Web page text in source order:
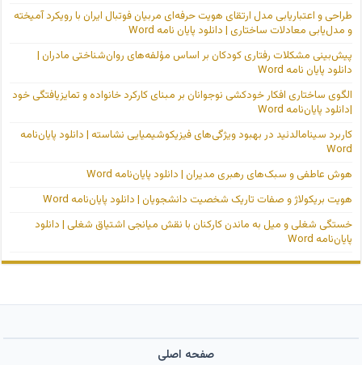
طراحی و اعتباریابی مدل ارتقای هویت حرفه‌ای مربیان فوتبال ایران با رویکرد آمیخته
و مدل‌یابی معادلات ساختاری | دانلود پایان نامه Word
پیش‌بینی مشکلات رفتاری کودکان بر اساس مؤلفه‌های روان‌شناختی مادران |
دانلود پایان نامه Word
الگوی ساختاری افکار خودکشی نوجوانان بر مبنای کارکرد خانواده و تمایزیافتگی خود
|دانلود پایان‌نامه Word
کاربرد سینامالدئید در بهبود ویژگی‌های فیزیکوشیمیایی نشاسته | دانلود پایان‌نامه
Word
هوش عاطفی و سبک‌های رهبری مدیران | دانلود پایان‌نامه Word
هویت بریکولاژ و صفات تاریک شخصیت دانشجویان | دانلود پایان‌نامه Word
خستگی شغلی و میل به ماندن کارکنان با نقش میانجی اشتیاق شغلی | دانلود
پایان‌نامه Word
صفحه اصلی